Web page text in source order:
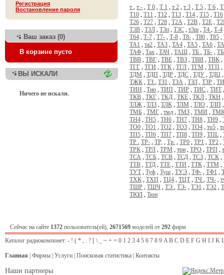
Регистрация
Bостановление пароля
Ваш заказ (0)
В корзине пусто
ВЫ ИСКАЛИ
Ничего не искали.
т , т - , Т 0 , Т 1 , т 2 , т 3 , Т 5 , Т 6 ,
Т10 , Т11 , Т12 , Т13 , Т14 , Т15 , Т16
Т26 , Т27 , Т28 , Т2А , Т2В , Т2Е ,
Т3В , Т3Л , Т3п , Т3С , т3ш , Т4 , Т-4
Т64 , Т-7 , Т7- , Т-8 , Т8- , Т80 , Т85 ,
ТА1 , та2 , ТА3 , ТА4 , ТА5 , ТА6 ,
ТАФ , Тах , ТАЧ , ТАШ , ТБ , ТБ- ,
ТВВ , ТВГ , ТВЕ , ТВЗ , ТВИ , ТВК ,
ТГГ , ТГИ , ТГК , ТГЛ , ТГМ , ТГП ,
ТДМ , ТДП , ТДР , ТДС , ТДУ , ТДЦ
ТЖК , ТЗ , ТЗ1 , ТЗА , ТЗЛ , ТЗР ,
ТИН , Тио , ТИП , ТИР , ТИС , ТИТ
ТКВ , ТКГ , ТКД , ТКЕ , ТКЛ , ТКН
ТЛЖ , ТЛЗ , ТЛК , ТЛМ , ТЛО , ТЛП
ТМБ , ТМГ , тмд , ТМЗ , ТМИ ,
ТН4 , ТН5 , ТН6 , ТН7 , ТН8 , ТН9 ,
ТО0 , ТО1 , ТО2 , ТО3 , ТО4 , то5 ,
ТП5 , ТП6 , ТП7 , ТП8 , ТП9 , ТПL ,
ТР , ТР- , ТР, , Тр. , ТР0 , ТР1 , ТР2 ,
ТРК , ТРЛ , ТРМ , трн , ТРО , ТРП ,
ТСА , ТСБ , ТСВ , ТСД , ТСЗ , ТСК ,
ТТВ , ТТД , ТТЕ , ТТИ , ТТК , ТТМ ,
ТУТ , Туф , Туш , ТУЭ , ТФ- , ТФ1 ,
ТХК , ТХП , ТЦ4 , ТЦТ , ТЧ , ТЧ- ,
ТШР , ТШЧ , ТЭ , ТЭ- , ТЭ1 , ТЭ2 ,
ТЮЛ , Тюн
Сейчас на сайте 1372 пользователь(ей), 2671569 моделей от 292 фирм
Каталог радиокомпонет: - ! ( * , . ? [ \ ~ + = 0 1 2 3 4 5 6 7 8 9 A B C D E F G H I J K
Главная Фирмы Услуги Поисковая статистика Контакты
Наши партнеры